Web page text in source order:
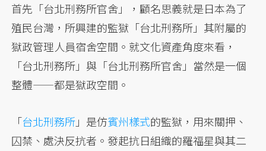
首先「台北刑務所官舍」，顧名思義就是日本為了
殖民台灣，所興建的監獄「台北刑務所」其附屬的
獄政管理人員宿舍空間。就文化資產角度來看，
「台北刑務所」與「台北刑務所官舍」當然是一個
整體——都是獄政空間。
「台北刑務所」是仿賓州樣式的監獄，用來關押、
囚禁、處決反抗者。發起抗日組織的羅福星與其二